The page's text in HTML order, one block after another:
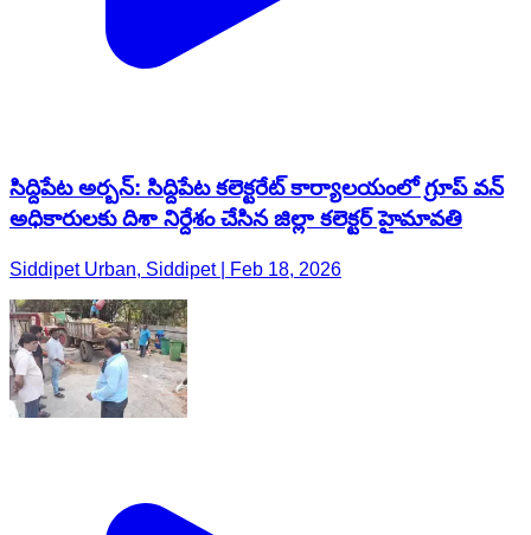
సిద్దిపేట అర్బన్: సిద్దిపేట కలెక్టరేట్ కార్యాలయంలో గ్రూప్ వన్
అధికారులకు దిశా నిర్దేశం చేసిన జిల్లా కలెక్టర్ హైమావతి
Siddipet Urban, Siddipet | Feb 18, 2026